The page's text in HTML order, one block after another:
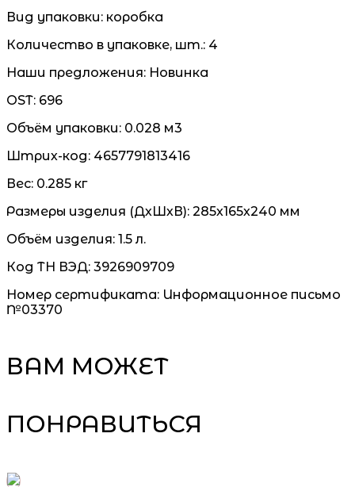
Вид упаковки: коробка
Количество в упаковке, шт.: 4
Наши предложения: Новинка
OST: 696
Объём упаковки: 0.028 м3
Штрих-код: 4657791813416
Вес: 0.285 кг
Размеры изделия (ДхШхВ): 285х165х240 мм
Объём изделия: 1.5 л.
Код ТН ВЭД: 3926909709
Номер сертификата: Информационное письмо
№03370
ВАМ МОЖЕТ
ПОНРАВИТЬСЯ